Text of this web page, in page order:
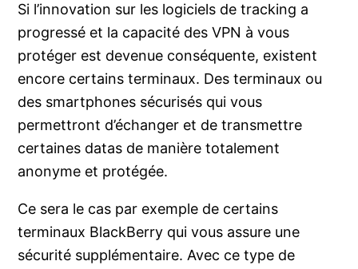
Si l’innovation sur les logiciels de tracking a
progressé et la capacité des VPN à vous
protéger est devenue conséquente, existent
encore certains terminaux. Des terminaux ou
des smartphones sécurisés qui vous
permettront d’échanger et de transmettre
certaines datas de manière totalement
anonyme et protégée.
Ce sera le cas par exemple de certains
terminaux BlackBerry qui vous assure une
sécurité supplémentaire. Avec ce type de